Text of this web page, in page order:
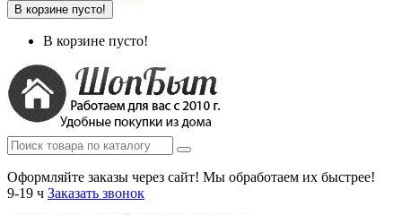
В корзине пусто!
В корзине пусто!
Оформляйте заказы через сайт! Мы обработаем их быстрее!
9-19 ч Заказать звонок